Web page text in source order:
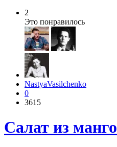
2
Это понравилось
NastyaVasilchenko
0
3615
Салат из манго